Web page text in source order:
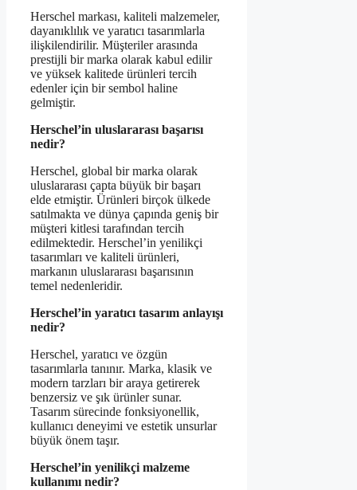
Herschel markası, kaliteli malzemeler,
dayanıklılık ve yaratıcı tasarımlarla
ilişkilendirilir. Müşteriler arasında
prestijli bir marka olarak kabul edilir
ve yüksek kalitede ürünleri tercih
edenler için bir sembol haline
gelmiştir.
Herschel’in uluslararası başarısı
nedir?
Herschel, global bir marka olarak
uluslararası çapta büyük bir başarı
elde etmiştir. Ürünleri birçok ülkede
satılmakta ve dünya çapında geniş bir
müşteri kitlesi tarafından tercih
edilmektedir. Herschel’in yenilikçi
tasarımları ve kaliteli ürünleri,
markanın uluslararası başarısının
temel nedenleridir.
Herschel’in yaratıcı tasarım anlayışı
nedir?
Herschel, yaratıcı ve özgün
tasarımlarla tanınır. Marka, klasik ve
modern tarzları bir araya getirerek
benzersiz ve şık ürünler sunar.
Tasarım sürecinde fonksiyonellik,
kullanıcı deneyimi ve estetik unsurlar
büyük önem taşır.
Herschel’in yenilikçi malzeme
kullanımı nedir?